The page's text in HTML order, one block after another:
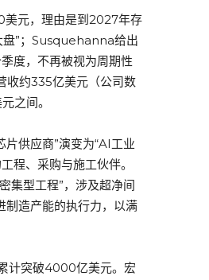
元，理由是到2027年存
盘”；Susquehanna给出
度，不再被视为周期性
收约335亿美元（公司数
之间。
供应商”演变为“AI工业
程、采购与施工伙伴。
集型工程”，涉及超净间
制造产能的执行力，以满
计突破4000亿美元。宏